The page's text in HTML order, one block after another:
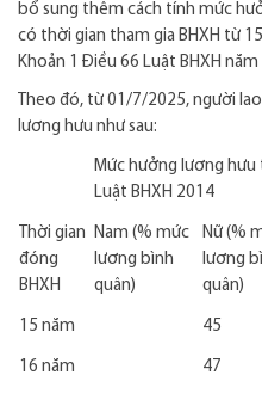
bổ sung thêm cách tính mức
có thời gian tham gia BHXH từ
Khoản 1 Điều 66 Luật BHXH năm
Theo đó, từ 01/7/2025, người
lương hưu như sau:
Mức hưởng lương hưu
Luật BHXH 2014
Thời gian
đóng
BHXH
Nam (% mức
lương bình
quân)
Nữ (%
lương
quân)
15 năm 45
16 năm 47